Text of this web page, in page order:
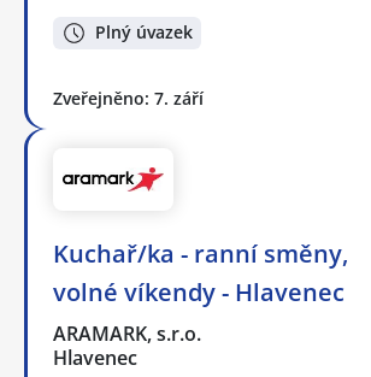
Plný úvazek
Zveřejněno: 7. září
Kuchař/ka - ranní směny,
volné víkendy - Hlavenec
ARAMARK, s.r.o.
Hlavenec